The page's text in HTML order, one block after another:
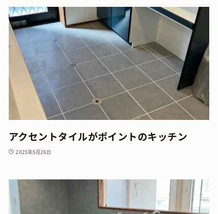
アクセントタイルがポイントのキッチン
2025年5月26日